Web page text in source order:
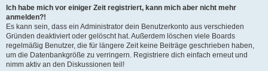
Ich habe mich vor einiger Zeit registriert, kann mich aber nicht mehr
anmelden?!
Es kann sein, dass ein Administrator dein Benutzerkonto aus verschieden
Gründen deaktiviert oder gelöscht hat. Außerdem löschen viele Boards
regelmäßig Benutzer, die für längere Zeit keine Beiträge geschrieben haben,
um die Datenbankgröße zu verringern. Registriere dich einfach erneut und
nimm aktiv an den Diskussionen teil!